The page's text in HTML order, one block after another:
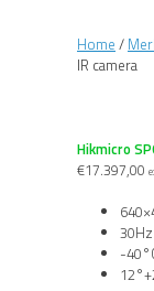
Home /
IR camera
Hikmicro
€17.397,00
30Hz
-